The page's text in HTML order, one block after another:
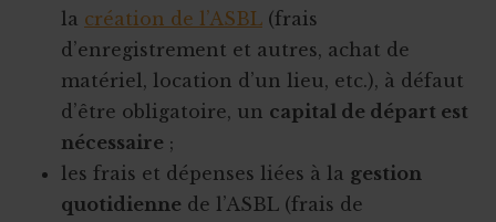
la création de l’ASBL (frais
d’enregistrement et autres, achat de
matériel, location d’un lieu, etc.), à défaut
d’être obligatoire, un capital de départ est
nécessaire ;
les frais et dépenses liées à la gestion
quotidienne de l’ASBL (frais de